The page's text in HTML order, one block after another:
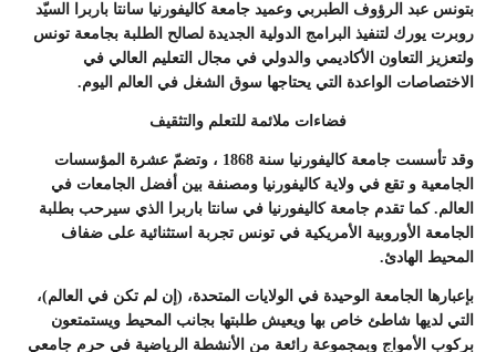
بتونس عبد الرؤوف الطبربي وعميد جامعة كاليفورنيا سانتا باربرا السيّد
روبرت يورك لتنفيذ البرامج الدولية الجديدة لصالح الطلبة بجامعة تونس
ولتعزيز التعاون الأكاديمي والدولي في مجال التعليم العالي في
الاختصاصات الواعدة التي يحتاجها سوق الشغل في العالم اليوم.
فضاءات ملائمة للتعلم والتثقيف
وقد تأسست جامعة كاليفورنيا سنة 1868 ، وتضمّ عشرة المؤسسات
الجامعية و تقع في ولاية كاليفورنيا ومصنفة بين أفضل الجامعات في
العالم. كما تقدم جامعة كاليفورنيا في سانتا باربرا الذي سيرحب بطلبة
الجامعة الأوروبية الأمريكية في تونس تجربة استثنائية على ضفاف
المحيط الهادئ.
بإعبارها الجامعة الوحيدة في الولايات المتحدة، (إن لم تكن في العالم)،
التي لديها شاطئ خاص بها ويعيش طلبتها بجانب المحيط ويستمتعون
بركوب الأمواج وبمجموعة رائعة من الأنشطة الرياضية في حرم جامعي